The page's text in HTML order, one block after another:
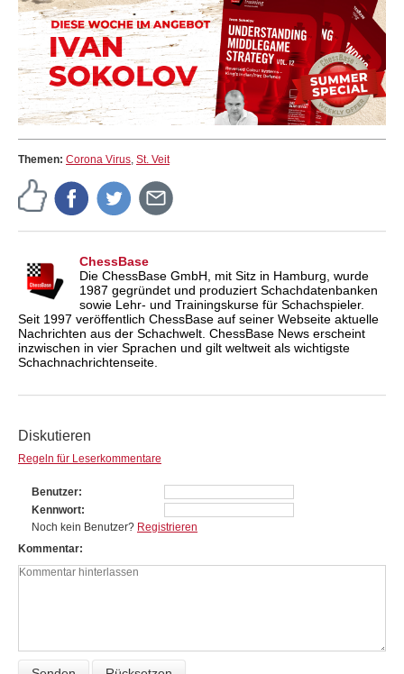
Themen: Corona Virus, St. Veit
ChessBase
Die ChessBase GmbH, mit Sitz in Hamburg, wurde
1987 gegründet und produziert Schachdatenbanken
sowie Lehr- und Trainingskurse für Schachspieler.
Seit 1997 veröffentlich ChessBase auf seiner Webseite aktuelle
Nachrichten aus der Schachwelt. ChessBase News erscheint
inzwischen in vier Sprachen und gilt weltweit als wichtigste
Schachnachrichtenseite.
Diskutieren
Regeln für Leserkommentare
Benutzer
Kennwort
Noch kein Benutzer? Registrieren
Kommentar